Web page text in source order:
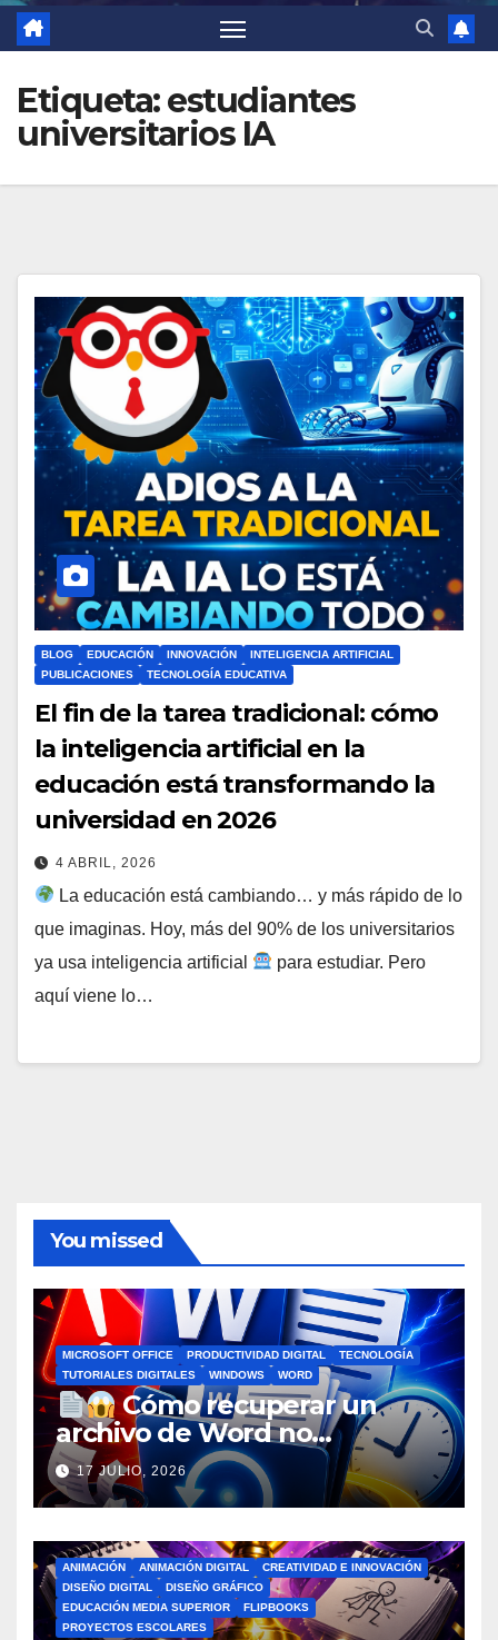
Etiqueta:estudiantes
universitarios IA
BLOG EDUCACIÓN INNOVACIÓN
INTELIGENCIA ARTIFICIAL
PUBLICACIONES
TECNOLOGÍA EDUCATIVA
El fin de la tarea tradicional: cómo
la inteligencia artificial en la
educación está transformando la
universidad en 2026
4 ABRIL, 2026
La educación está cambiando… y más rápido de lo
que imaginas. Hoy, más del 90% de los universitarios
ya usa inteligencia artificial
para estudiar. Pero
aquí viene lo…
You missed
MICROSOFT OFFICE PRODUCTIVIDAD DIGITAL
TECNOLOGÍA
TUTORIALES DIGITALES
WINDOWS WORD
Cómo recuperar un
archivo de Word no
guardado antes de entrar en
pánico
17 JULIO, 2026
ANIMACIÓN ANIMACIÓN DIGITAL
CREATIVIDAD E INNOVACIÓN
DISEÑO DIGITAL
DISEÑO GRÁFICO
EDUCACIÓN MEDIA SUPERIOR
FLIPBOOKS
PROYECTOS ESCOLARES